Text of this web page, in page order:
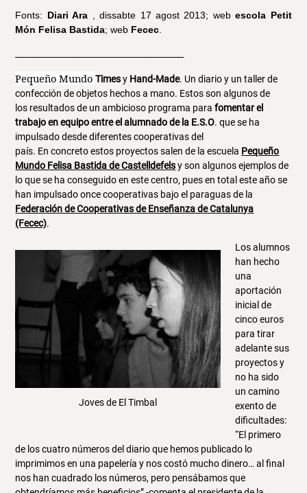
Fonts: Diari Ara , dissabte 17 agost 2013; webescola Petit
Món Felisa Bastida; web Fecec
Pequeño Mundo Times y Hand-Made. Un diario y un taller de
confección de objetos hechosa mano. Estos son algunos de
los resultados de un ambicioso programa parafomentar el
trabajo en equipo entreel alumnado de la E.S.O. que se ha
impulsado desde diferentescooperativas del
país. En concreto estos proyectos salen de la escuela Pequeño
Mundo Felisa Bastida de Castelldefelsy son algunos ejemplos de
lo que se ha conseguido en este centro, pues en total este año se
han impulsado once cooperativas bajo el paraguas de la
Federación de Cooperativas de Enseñanza de Catalunya
(Fecec).
Joves de El Timbal
Los alumnos
han hecho
una
aportación
inicial de
cinco euros
para tirar
adelante sus
proyectos y
no ha sido
un camino
exento de
dificultades:
“El primero
de los cuatro números del diario que hemos publicado lo
imprimimos en una papelería y nos costó mucho dinero… al final
nos han cuadrado los números, pero pensábamos que